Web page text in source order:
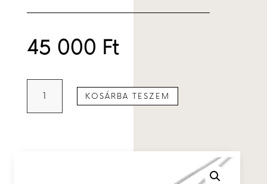
45 000 Ft
medál
kicsi
KOSÁRBA TESZEM